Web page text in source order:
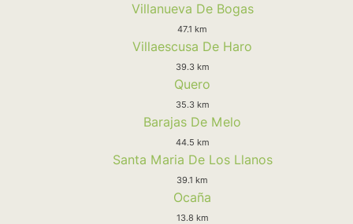
Villanueva De Bogas
47.1 km
Villaescusa De Haro
39.3 km
Quero
35.3 km
Barajas De Melo
44.5 km
Santa Maria De Los Llanos
39.1 km
Ocaña
13.8 km